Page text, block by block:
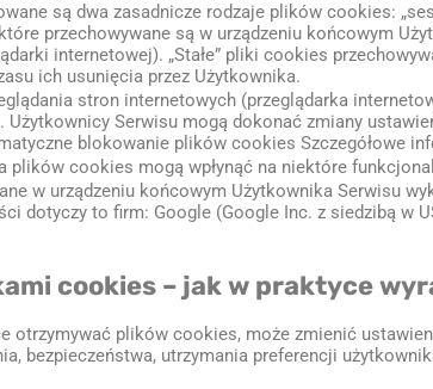
są dwa zasadnicze rodzaje plików cookies:
przechowywane są w urządzeniu końcowym
internetowej). „Stałe” pliki cookies
ich usunięcia przez Użytkownika.
stron internetowych (przeglądarka
Użytkownicy Serwisu mogą dokonać zmiany
blokowanie plików cookies Szczegółowe
plików cookies mogą wpłynąć na niektóre
w urządzeniu końcowym Użytkownika Serwisu
dotyczy to firm: Google (Google Inc. z siedzibą w
cookies – jak w praktyce
otrzymywać plików cookies, może zmienić
bezpieczeństwa, utrzymania preferencji